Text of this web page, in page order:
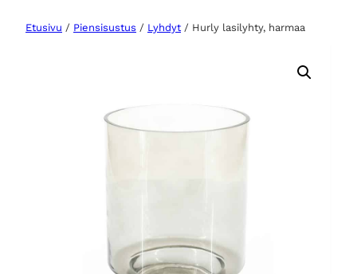
Etusivu / Piensisustus / Lyhdyt / Hurly lasilyhty, harmaa